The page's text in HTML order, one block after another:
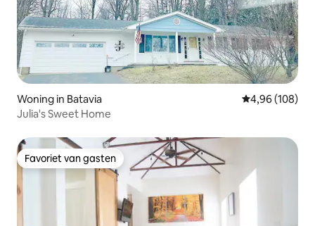
Woning in Batavia Gemiddelde
4,96 (108)
Julia's Sweet Home
Favoriet van gasten
Favoriet van gasten